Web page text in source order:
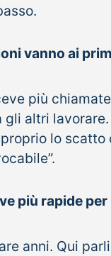
vanno ai
più
gli altri
lo scatto
più rapide
anni. Qui